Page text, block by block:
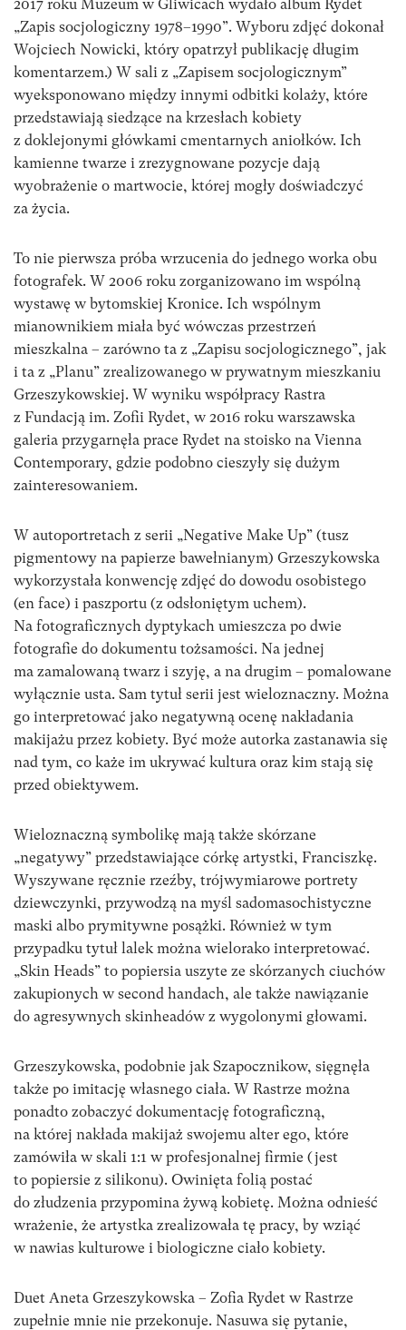
2017 roku Muzeum w Gliwicach wydało album Rydet
„Zapis socjologiczny 1978–1990”. Wyboru zdjęć dokonał
Wojciech Nowicki, który opatrzył publikację długim
komentarzem.) W sali z „Zapisem socjologicznym”
wyeksponowano między innymi odbitki kolaży, które
przedstawiają siedzące na krzesłach kobiety
z doklejonymi główkami cmentarnych aniołków. Ich
kamienne twarze i zrezygnowane pozycje dają
wyobrażenie o martwocie, której mogły doświadczyć
za życia.
To nie pierwsza próba wrzucenia do jednego worka obu
fotografek. W 2006 roku zorganizowano im wspólną
wystawę w bytomskiej Kronice. Ich wspólnym
mianownikiem miała być wówczas przestrzeń
mieszkalna – zarówno ta z „Zapisu socjologicznego”, jak
i ta z „Planu” zrealizowanego w prywatnym mieszkaniu
Grzeszykowskiej. W wyniku współpracy Rastra
z Fundacją im. Zofii Rydet, w 2016 roku warszawska
galeria przygarnęła prace Rydet na stoisko na Vienna
Contemporary, gdzie podobno cieszyły się dużym
zainteresowaniem.
W autoportretach z serii „Negative Make Up” (tusz
pigmentowy na papierze bawełnianym) Grzeszykowska
wykorzystała konwencję zdjęć do dowodu osobistego
(en face) i paszportu (z odsłoniętym uchem).
Na fotograficznych dyptykach umieszcza po dwie
fotografie do dokumentu tożsamości. Na jednej
ma zamalowaną twarz i szyję, a na drugim – pomalowane
wyłącznie usta. Sam tytuł serii jest wieloznaczny. Można
go interpretować jako negatywną ocenę nakładania
makijażu przez kobiety. Być może autorka zastanawia się
nad tym, co każe im ukrywać kultura oraz kim stają się
przed obiektywem.
Wieloznaczną symbolikę mają także skórzane
„negatywy” przedstawiające córkę artystki, Franciszkę.
Wyszywane ręcznie rzeźby, trójwymiarowe portrety
dziewczynki, przywodzą na myśl sadomasochistyczne
maski albo prymitywne posążki. Również w tym
przypadku tytuł lalek można wielorako interpretować.
„Skin Heads” to popiersia uszyte ze skórzanych ciuchów
zakupionych w second handach, ale także nawiązanie
do agresywnych skinheadów z wygolonymi głowami.
Grzeszykowska, podobnie jak Szapocznikow, sięgnęła
także po imitację własnego ciała. W Rastrze można
ponadto zobaczyć dokumentację fotograficzną,
na której nakłada makijaż swojemu alter ego, które
zamówiła w skali 1:1 w profesjonalnej firmie (jest
to popiersie z silikonu). Owinięta folią postać
do złudzenia przypomina żywą kobietę. Można odnieść
wrażenie, że artystka zrealizowała tę pracy, by wziąć
w nawias kulturowe i biologiczne ciało kobiety.
Duet Aneta Grzeszykowska – Zofia Rydet w Rastrze
zupełnie mnie nie przekonuje. Nasuwa się pytanie,